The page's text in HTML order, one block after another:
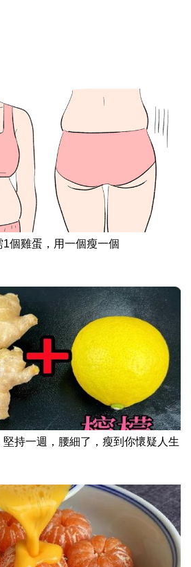
個雞蛋，用一個瘦一個
持一週，腰細了，瘦到你懷疑人生